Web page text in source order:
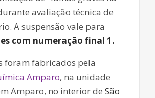
avaliação técnica de
A suspensão vale para
com numeração final 1.
foram fabricados pela
Amparo, na unidade
Amparo, no interior de São